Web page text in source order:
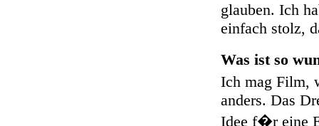
glauben. Ich
einfach stolz,
Was ist so
Ich mag Film,
anders. Das
Idee f�r eine